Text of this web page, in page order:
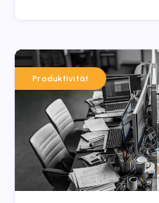
Produktivität